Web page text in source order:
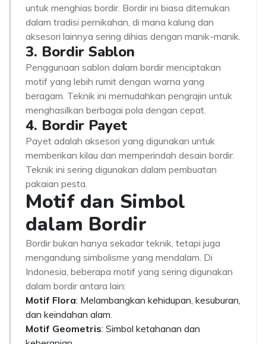
untuk menghias bordir. Bordir ini biasa ditemukan
dalam tradisi pernikahan, di mana kalung dan
aksesori lainnya sering dihias dengan manik-manik.
3. Bordir Sablon
Penggunaan sablon dalam bordir menciptakan
motif yang lebih rumit dengan warna yang
beragam. Teknik ini memudahkan pengrajin untuk
menghasilkan berbagai pola dengan cepat.
4. Bordir Payet
Payet adalah aksesori yang digunakan untuk
memberikan kilau dan memperindah desain bordir.
Teknik ini sering digunakan dalam pembuatan
pakaian pesta.
Motif dan Simbol
dalam Bordir
Bordir bukan hanya sekadar teknik, tetapi juga
mengandung simbolisme yang mendalam. Di
Indonesia, beberapa motif yang sering digunakan
dalam bordir antara lain:
Motif Flora: Melambangkan kehidupan, kesuburan,
dan keindahan alam.
Motif Geometris: Simbol ketahanan dan